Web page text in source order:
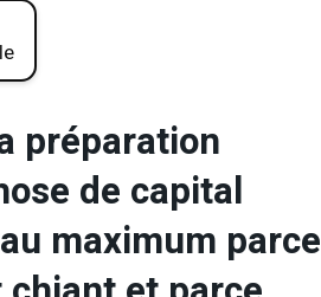
préparation
de capital
maximum parce